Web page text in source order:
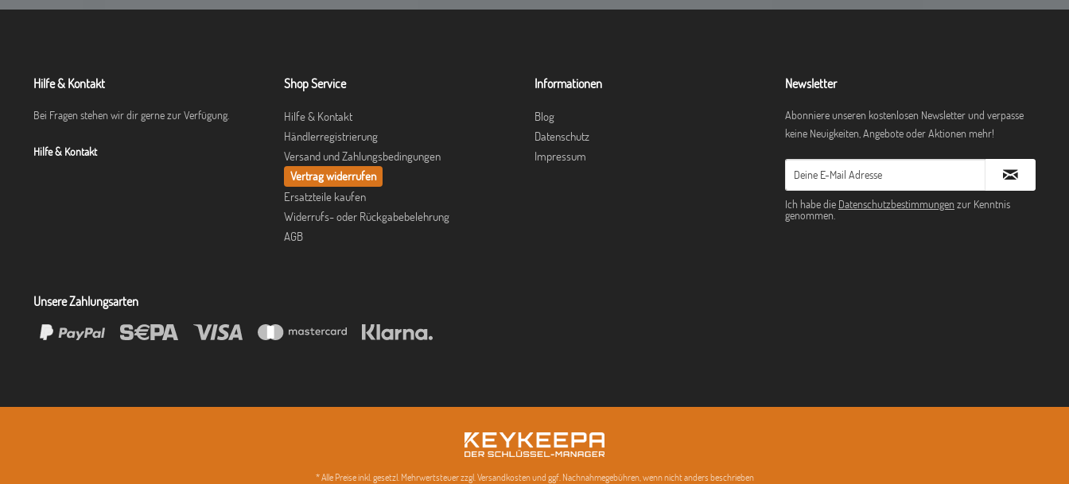
Hilfe & Kontakt
Bei Fragen stehen wir dir gerne zur Verfügung.
Hilfe & Kontakt
Shop Service
Hilfe & Kontakt
Händlerregistrierung
Versand und Zahlungsbedingungen
Vertrag widerrufen
Ersatzteile kaufen
Widerrufs- oder Rückgabebelehrung
AGB
Informationen
Blog
Datenschutz
Impressum
Newsletter
Abonniere unseren kostenlosen Newsletter und verpasse
keine Neuigkeiten, Angebote oder Aktionen mehr!
Ich habe die Datenschutzbestimmungen zur Kenntnis
genommen.
Unsere Zahlungsarten
* Alle Preise inkl. gesetzl. Mehrwertsteuer zzgl. Versandkosten und ggf. Nachnahmegebühren, wenn nicht anders beschrieben